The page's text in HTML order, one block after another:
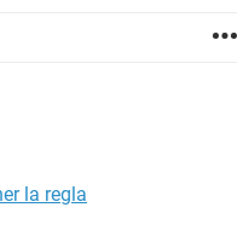
la regla